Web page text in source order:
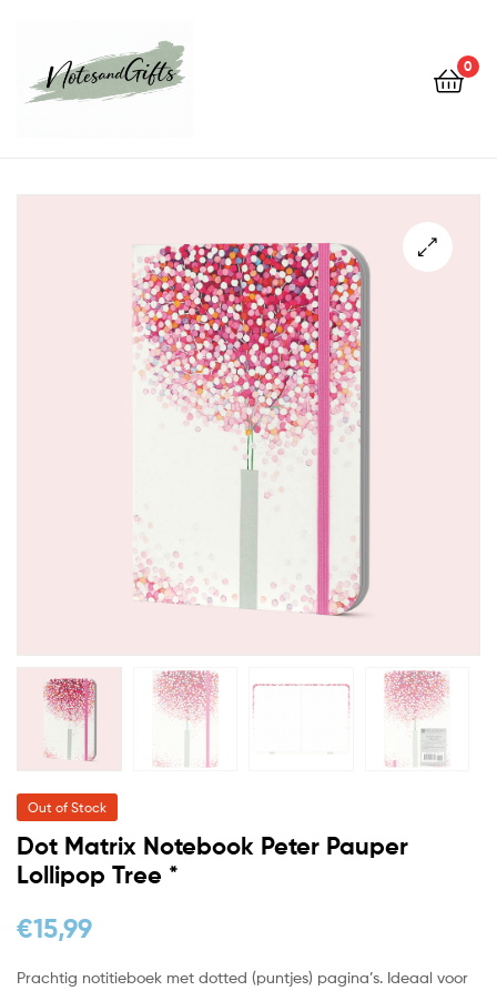
0
Out of Stock
Dot Matrix Notebook Peter Pauper
Lollipop Tree *
€15,99
Prachtig notitieboek met dotted (puntjes) pagina’s. Ideaal voor